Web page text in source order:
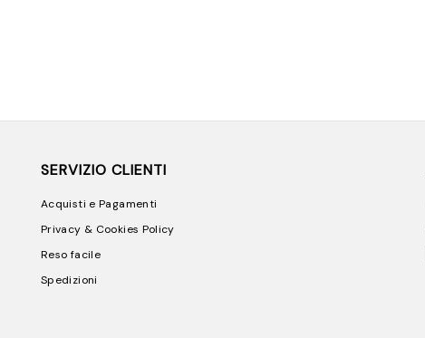
SERVIZIO CLIENTI
Acquisti e Pagamenti
Privacy & Cookies Policy
Reso facile
Spedizioni